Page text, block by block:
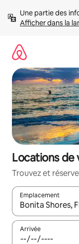
directement
Afficher dans la
Locations de
Trouvez et
Emplacement
Quand les
Arrivée